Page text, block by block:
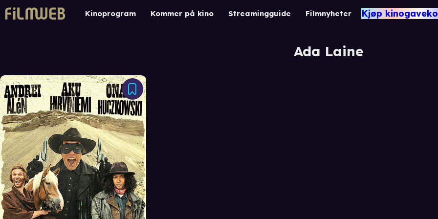
Kinoprogram Kommer på kino Streamingguide Filmnyheter Kjøp
Ada Laine